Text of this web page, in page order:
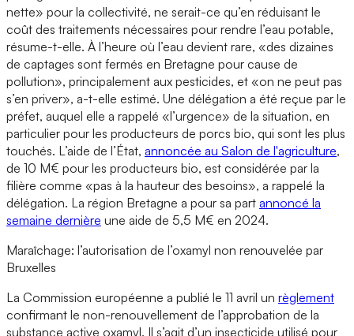
nette» pour la collectivité, ne serait-ce qu’en réduisant le
coût des traitements nécessaires pour rendre l’eau potable,
résume-t-elle. À l’heure où l’eau devient rare, «des dizaines
de captages sont fermés en Bretagne pour cause de
pollution», principalement aux pesticides, et «on ne peut pas
s’en priver», a-t-elle estimé. Une délégation a été reçue par le
préfet, auquel elle a rappelé «l’urgence» de la situation, en
particulier pour les producteurs de porcs bio, qui sont les plus
touchés. L’aide de l’État, annoncée au Salon de l'agriculture,
de 10 M€ pour les producteurs bio, est considérée par la
filière comme «pas à la hauteur des besoins», a rappelé la
délégation. La région Bretagne a pour sa part annoncé la
semaine dernière une aide de 5,5 M€ en 2024.
Maraîchage: l’autorisation de l’oxamyl non renouvelée par
Bruxelles
La Commission européenne a publié le 11 avril un règlement
confirmant le non-renouvellement de l’approbation de la
substance active oxamyl. Il s’agit d’un insecticide utilisé pour